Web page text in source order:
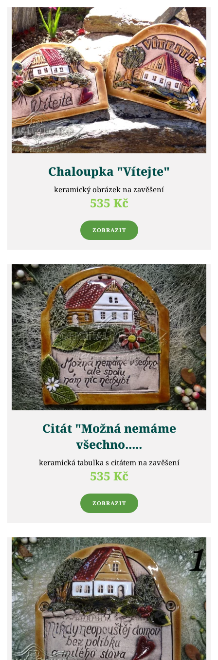
Chaloupka "Vítejte"
keramický obrázek na zavěšení
535 Kč
ZOBRAZIT
Citát "Možná nemáme
všechno.....
keramická tabulka s citátem na zavěšení
535 Kč
ZOBRAZIT